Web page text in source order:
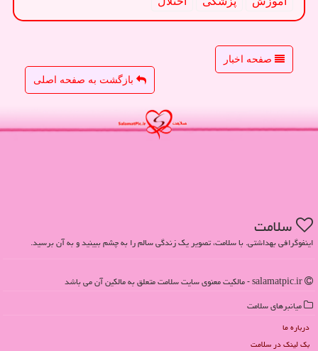
صفحه اخبار
بازگشت به صفحه اصلی
سلامت
اینفوگرافی بهداشتی. با سلامت، تصویر یک زندگی سالم را به چشم ببینید و به آن برسید.
میانبرهای سلامت
درباره ما
بک لینک در سلامت